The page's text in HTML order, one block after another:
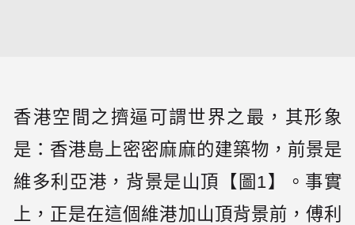
香港空間之擠逼可謂世界之最，其形象
是：香港島上密密麻麻的建築物，前景是
維多利亞港，背景是山頂【圖1】。事實
上，正是在這個維港加山頂背景前，傅利